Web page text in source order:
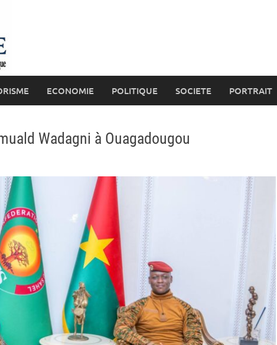
ECONOMIE POLITIQUE SOCIETE PORTRAIT
Wadagni à Ouagadougou